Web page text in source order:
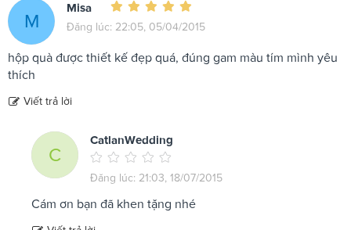
M
Misa
Đăng lúc: 22:05, 05/04/2015
hộp quà được thiết kế đẹp quá, đúng gam màu tím mình yêu
thích
Viết trả lời
C
CatlanWedding
Đăng lúc: 21:03, 18/07/2015
Cám ơn bạn đã khen tặng nhé